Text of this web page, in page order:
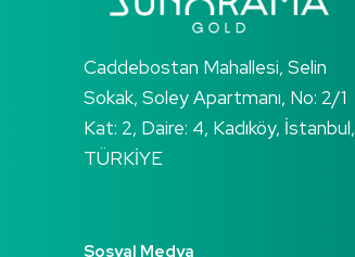
Caddebostan Mahallesi, Selin
Sokak, Soley Apartmanı, No: 2/1
Kat: 2, Daire: 4, Kadıköy, İstanbul,
TÜRKİYE
Sosyal Medya